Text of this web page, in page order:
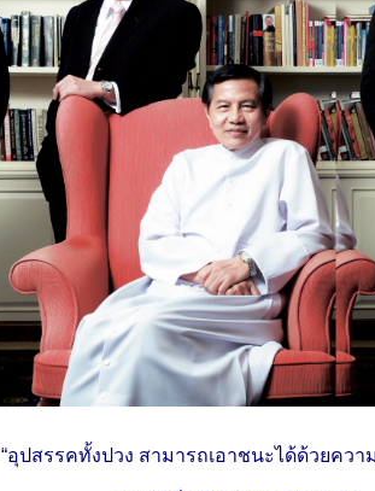
“อุปสรรคทั้งปวง สามารถเอาชนะได้ด้วยควา